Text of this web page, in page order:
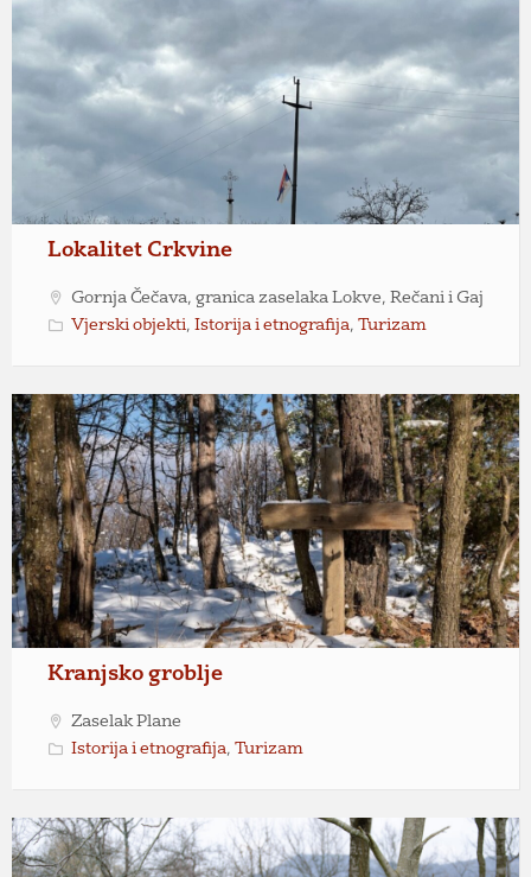
Lokalitet Crkvine
Gornja Čečava, granica zaselaka Lokve, Rečani i Gaj
Vjerski objekti, Istorija i etnografija, Turizam
Kranjsko groblje
Zaselak Plane
Istorija i etnografija, Turizam